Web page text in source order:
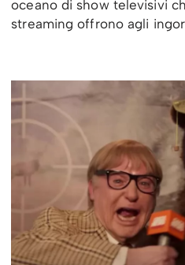
oceano di show televisivi
streaming offrono agli